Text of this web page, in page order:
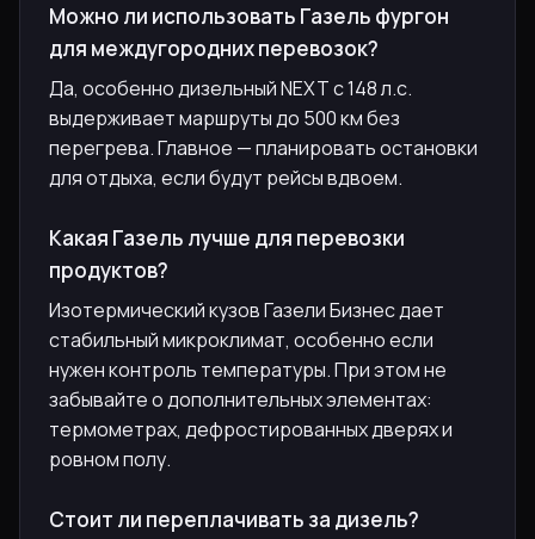
Можно ли использовать Газель фургон
для междугородних перевозок?
Да, особенно дизельный NEXT с 148 л.с.
выдерживает маршруты до 500 км без
перегрева. Главное — планировать остановки
для отдыха, если будут рейсы вдвоем.
Какая Газель лучше для перевозки
продуктов?
Изотермический кузов Газели Бизнес дает
стабильный микроклимат, особенно если
нужен контроль температуры. При этом не
забывайте о дополнительных элементах:
термометрах, дефростированных дверях и
ровном полу.
Стоит ли переплачивать за дизель?